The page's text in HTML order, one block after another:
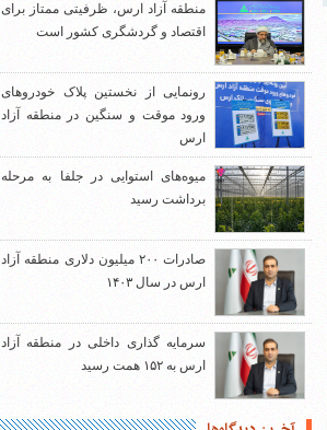
منطقه آزاد ارس، ظرفیتی ممتاز برای
اقتصاد و گردشگری کشور است
رونمایی از نخستین پلاک خودروهای
ورود موقت و سنگین در منطقه آزاد
ارس
میوه‌های استوایی در جلفا به مرحله
برداشت رسید
صادرات ۲۰۰ میلیون دلاری منطقه آزاد
ارس در سال ۱۴۰۳
سرمایه گذاری داخلی در منطقه آزاد
ارس به ۱۵۲ همت رسید